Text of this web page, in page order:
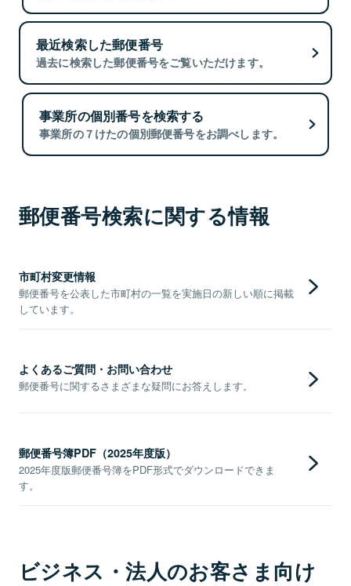
最近検索した郵便番号
過去に検索した郵便番号をご覧いただけます。
事業所の個別番号を検索する
事業所の７けたの個別郵便番号をお調べします。
郵便番号検索に関する情報
市町村変更情報
郵便番号を公表した市町村の一覧を実施日の新しい順に掲載
しています。
よくあるご質問・お問い合わせ
郵便番号に関するさまざまな疑問にお答えします。
郵便番号簿PDF（2025年度版）
2025年度版郵便番号簿をPDF形式でダウンロードできま
す。
ビジネス・法人のお客さま向け